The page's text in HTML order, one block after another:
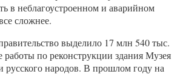
в неблагоустроенном и аварийном
сложнее.
выделило 17 млн 540 тыс.
работы по реконструкции здания Музея
русского народов. В прошлом году на